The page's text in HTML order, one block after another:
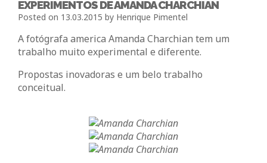
EXPERIMENTOS DE AMANDA CHARCHIAN
Posted on 13.03.2015 by Henrique Pimentel
A fotógrafa america Amanda Charchian tem um
trabalho muito experimental e diferente.
Propostas inovadoras e um belo trabalho
conceitual.